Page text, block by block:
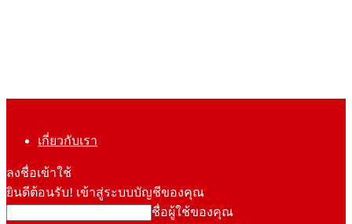
เกี่ยวกับเรา
ลงชื่อเข้าใช้
ยินดีต้อนรับ! เข้าสู่ระบบบัญชีของคุณ
ชื่อผู้ใช้ของคุณ